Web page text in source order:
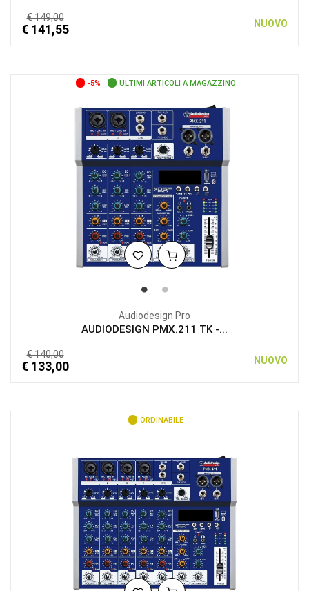
€ 149,00
€ 141,55 NUOVO
-5% ULTIMI ARTICOLI A MAGAZZINO
Audiodesign Pro
AUDIODESIGN PMX.211 TK -...
€ 140,00
€ 133,00 NUOVO
ORDINABILE